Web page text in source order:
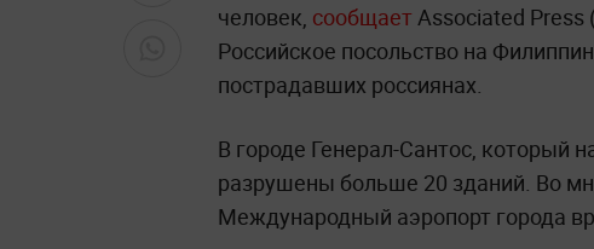
человек, сообщает Associated Press
Российское посольство на
пострадавших россиянах.
В городе Генерал-Сантос, который
разрушены больше 20 зданий. Во
Международный аэропорт города